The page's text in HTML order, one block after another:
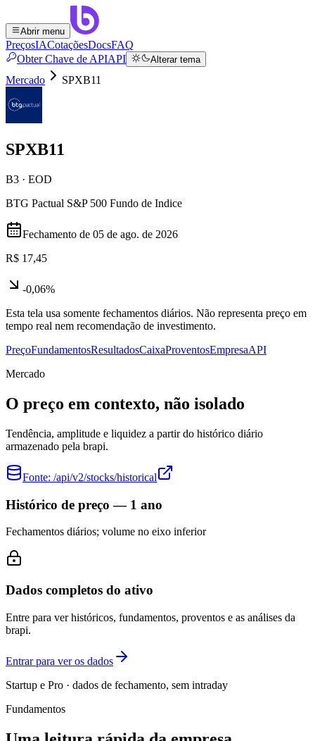
Abrir menu
PreçosIACotaçõesDocsFAQ
Obter Chave de APIAPI Alterar tema
Mercado SPXB11
SPXB11
B3 · EOD
BTG Pactual S&P 500 Fundo de Indice
Fechamento de 05 de ago. de 2026
R$ 17,45
-0,06%
Esta tela usa somente fechamentos diários. Não representa preço em
tempo real nem recomendação de investimento.
PreçoFundamentosResultadosCaixaProventosEmpresaAPI
Mercado
O preço em contexto, não isolado
Tendência, amplitude e liquidez a partir do histórico diário
armazenado pela brapi.
Fonte: /api/v2/stocks/historical
Histórico de preço — 1 ano
Fechamentos diários; volume no eixo inferior
Dados completos do ativo
Entre para ver históricos, fundamentos, proventos e as análises da
brapi.
Entrar para ver os dados
Startup e Pro · dados de fechamento, sem intraday
Fundamentos